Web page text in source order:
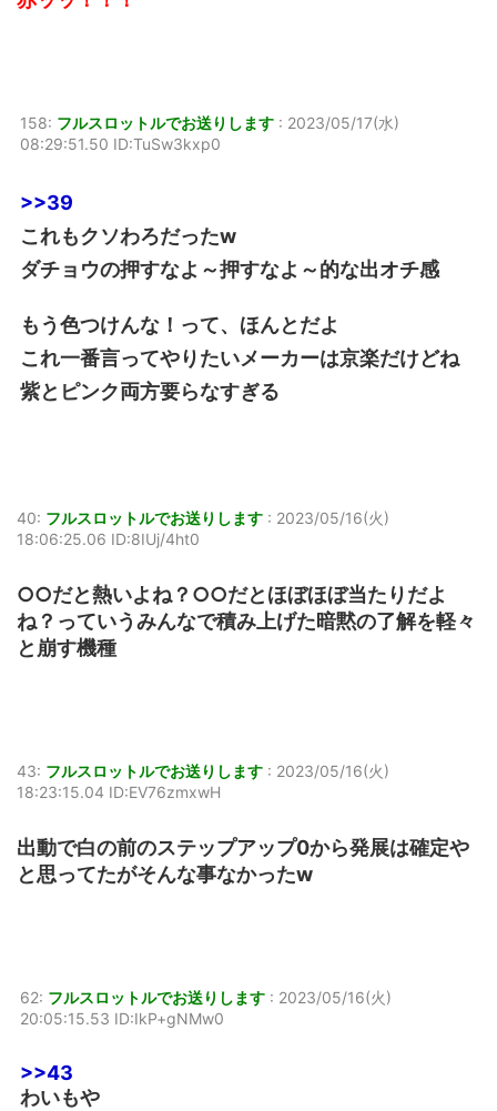
158: フルスロットルでお送りします : 2023/05/17(水)
08:29:51.50 ID:TuSw3kxp0
>>39
これもクソわろだったw
ダチョウの押すなよ～押すなよ～的な出オチ感
もう色つけんな！って、ほんとだよ
これ一番言ってやりたいメーカーは京楽だけどね
紫とピンク両方要らなすぎる
40: フルスロットルでお送りします : 2023/05/16(火)
18:06:25.06 ID:8IUj/4ht0
○○だと熱いよね？○○だとほぼほぼ当たりだよ
ね？っていうみんなで積み上げた暗黙の了解を軽々
と崩す機種
43: フルスロットルでお送りします : 2023/05/16(火)
18:23:15.04 ID:EV76zmxwH
出動で白の前のステップアップ0から発展は確定や
と思ってたがそんな事なかったw
62: フルスロットルでお送りします : 2023/05/16(火)
20:05:15.53 ID:IkP+gNMw0
>>43
わいもや